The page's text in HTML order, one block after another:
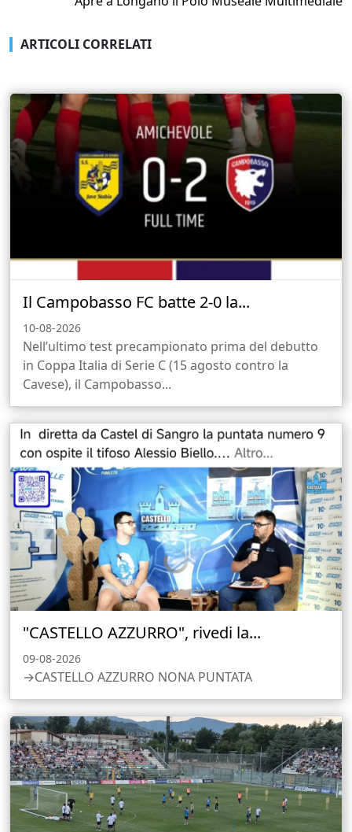
ARTICOLI CORRELATI
Il Campobasso FC batte 2-0 la...
10-08-2026
Nell’ultimo test precampionato prima del debutto
in Coppa Italia di Serie C (15 agosto contro la
Cavese), il Campobasso...
"CASTELLO AZZURRO", rivedi la...
09-08-2026
→CASTELLO AZZURRO NONA PUNTATA